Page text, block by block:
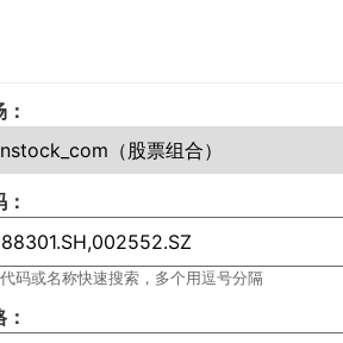
码或名称快速搜索，多个用逗号分隔